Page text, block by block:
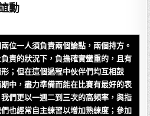
勳
位一人須負責兩個論點，兩個持方。
責的狀況下，負擔確實蠻重的，且有
；但在這個過程中伙伴們均互相鼓
中，盡力準備而能在比賽有最好的表
們更以一週二到三次的高頻率，與指
也經常自主練習以增加熟練度；參加